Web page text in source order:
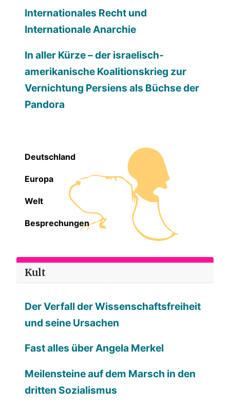
Internationales Recht und
Internationale Anarchie
In aller Kürze – der israelisch-
amerikanische Koalitionskrieg zur
Vernichtung Persiens als Büchse der
Pandora
Deutschland
Europa
Welt
Besprechungen
Kult
Der Verfall der Wissenschaftsfreiheit
und seine Ursachen
Fast alles über Angela Merkel
Meilensteine auf dem Marsch in den
dritten Sozialismus